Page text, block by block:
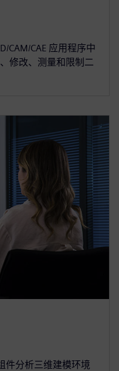
CAM/CAE 应用程序中
修改、测量和限制二
件分析三维建模环境